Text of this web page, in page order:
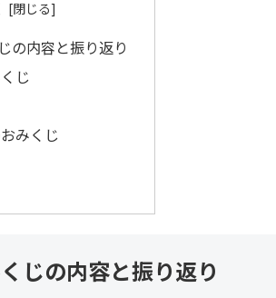
の内容と振り返り
じ
みくじ
じの内容と振り返り